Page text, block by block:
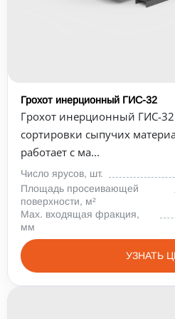
Max. входящая фракция, мм
Грохот инерционный ГИС-32
Грохот инерционный ГИС-
сортировки сыпучих
работает с ма...
Число ярусов, шт.
Площадь просеивающей
поверхности, м²
Max. входящая фракция,
мм
УЗНАТЬ